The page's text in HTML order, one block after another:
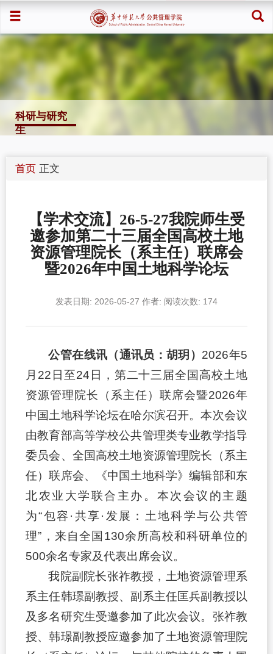
科研与研究
生
首页 正文
【学术交流】26-5-27我院师生受
邀参加第二十三届全国高校土地
资源管理院长（系主任）联席会
暨2026年中国土地科学论坛
发表日期: 2026-05-27 作者: 阅读次数: 174
公管在线讯（通讯员：胡玥） 2026年5
月22日至24日，第二十三届全国高校土地
资源管理院长（系主任）联席会暨2026年
中国土地科学论坛在哈尔滨召开。本次会议
由教育部高等学校公共管理类专业教学指导
委员会、全国高校土地资源管理院长（系主
任）联席会、《中国土地科学》编辑部和东
北农业大学联合主办。本次会议的主题
为“包容·共享·发展：土地科学与公共管
理”，来自全国130余所高校和科研单位的
500余名专家及代表出席会议。
我院副院长张祚教授，土地资源管理系
系主任韩璟副教授、副系主任匡兵副教授以
及多名研究生受邀参加了此次会议。张祚教
授、韩璟副教授应邀参加了土地资源管理院